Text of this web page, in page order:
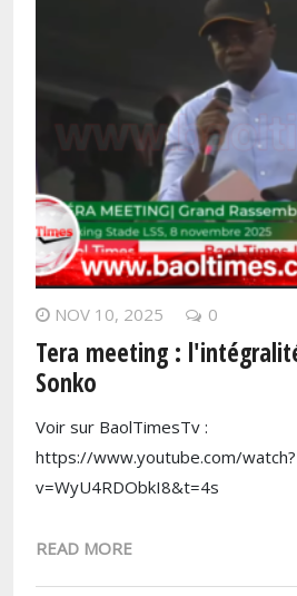
NOV 10, 2025 0
Tera meeting :
Sonko
Voir sur BaolTimesTv :
https://www.youtube.com/watch?
v=WyU4RDObkI8&t=4s
READ MORE